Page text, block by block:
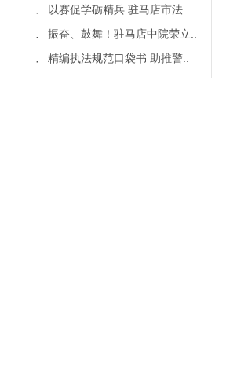
· 以赛促学砺精兵 驻马店市法..
· 振奋、鼓舞！驻马店中院荣立..
· 精编执法规范口袋书 助推警..